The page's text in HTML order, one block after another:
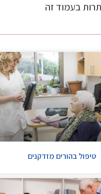
בעמוד זה
טיפול בהורים מזדקנים